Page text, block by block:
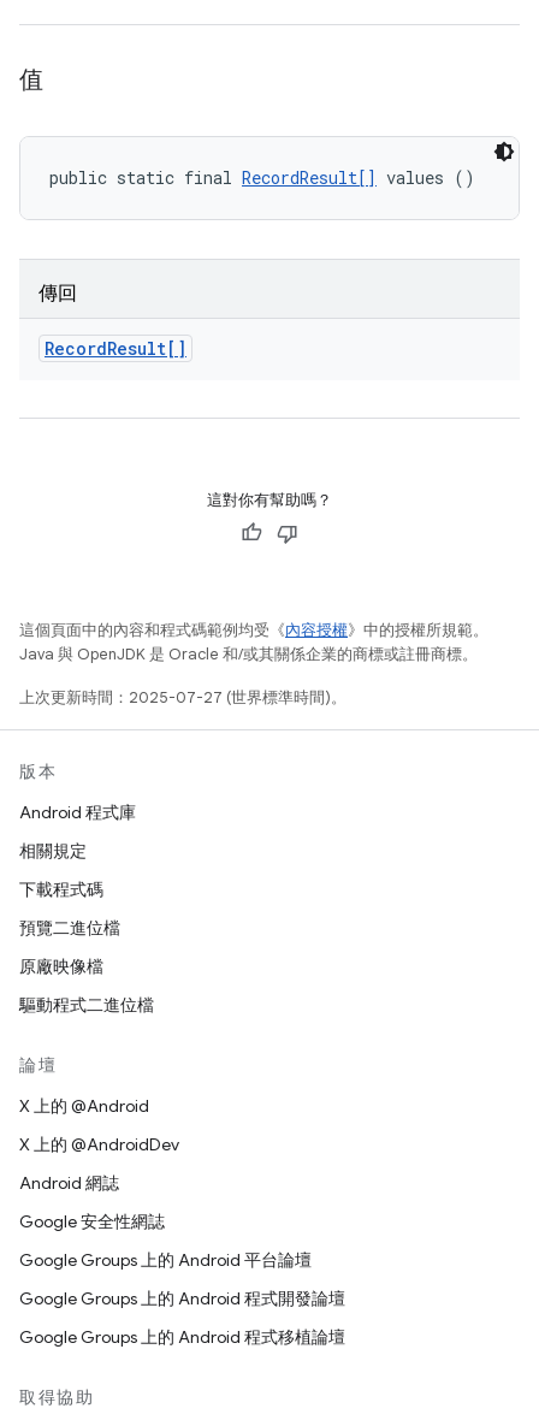
值
public static final RecordResult[] values ()
傳回
RecordResult[]
這對你有幫助嗎？
這個頁面中的內容和程式碼範例均受《內容授權》中的授權所規範。
Java 與 OpenJDK 是 Oracle 和/或其關係企業的商標或註冊商標。
上次更新時間：2025-07-27 (世界標準時間)。
版本
Android 程式庫
相關規定
下載程式碼
預覽二進位檔
原廠映像檔
驅動程式二進位檔
論壇
X 上的 @Android
X 上的 @AndroidDev
Android 網誌
Google 安全性網誌
Google Groups 上的 Android 平台論壇
Google Groups 上的 Android 程式開發論壇
Google Groups 上的 Android 程式移植論壇
取得協助